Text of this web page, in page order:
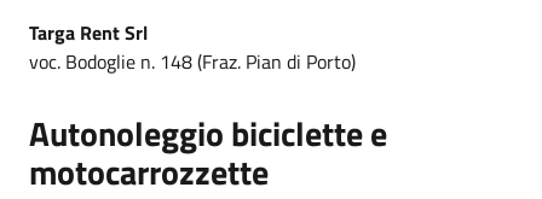
Targa Rent Srl
voc. Bodoglie n. 148 (Fraz. Pian di Porto)
Autonoleggio biciclette e
motocarrozzette